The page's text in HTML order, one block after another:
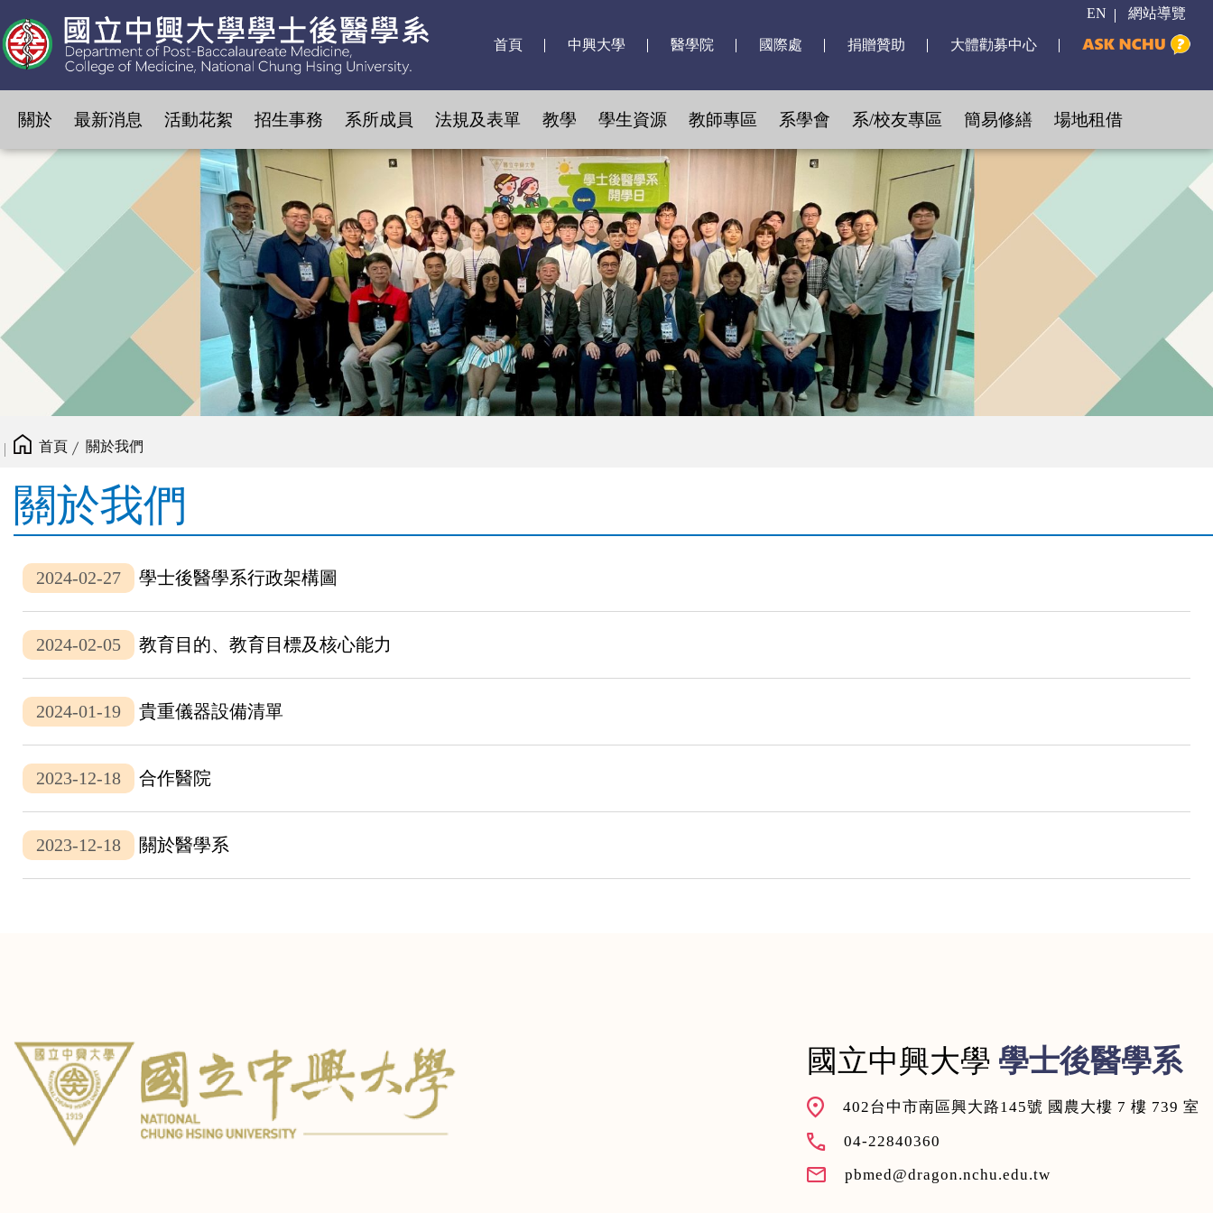
首頁 中興大學 醫學院 國際處 捐贈贊助 大體勸募中心
EN 網站導覽
關於 最新消息 活動花絮 招生事務 系所成員 法規及表單 教學 學生資源 教師專區 系學會 系/校友專區 簡易修繕 場地租借
首頁 關於我們
關於我們
2024-02-27 學士後醫學系行政架構圖
2024-02-05 教育目的、教育目標及核心能力
2024-01-19 貴重儀器設備清單
2023-12-18 合作醫院
2023-12-18 關於醫學系
國立中興大學 學士後醫學系
402台中市南區興大路145號 國農大樓 7 樓 739 室
04-22840360
pbmed@dragon.nchu.edu.tw